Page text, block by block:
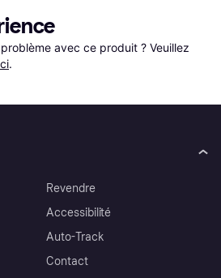
avec ce produit ? Veuillez
.
Revendre
Accessibilité
Auto-Track
Contact